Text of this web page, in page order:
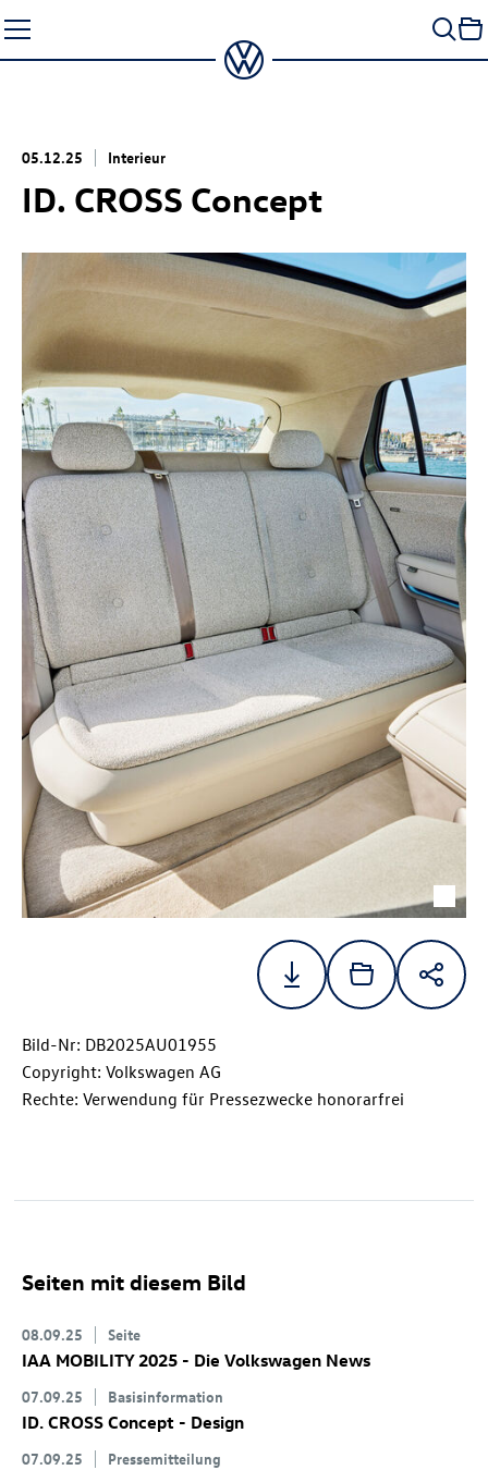
Seiteninhalt
springen
05.12.25 Interieur
ID. CROSS Concept
Bild-Nr: DB2025AU01955
Copyright: Volkswagen AG
Rechte: Verwendung für Pressezwecke honorarfrei
Seiten mit diesem Bild
08.09.25 Seite
IAA MOBILITY 2025 - Die Volkswagen News
07.09.25 Basisinformation
ID. CROSS Concept - Design
07.09.25 Pressemitteilung